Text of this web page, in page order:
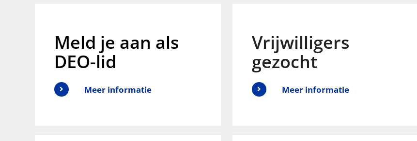
Meld je aan als
DEO-lid
Meer informatie
Vrijwilligers
gezocht
Meer informatie